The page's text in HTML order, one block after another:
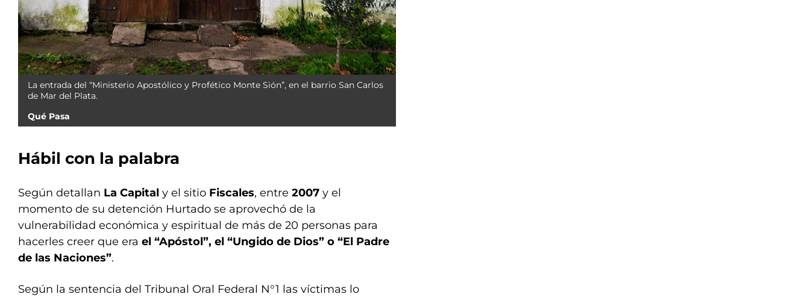
La entrada del “Ministerio Apostólico y Profético Monte Sión”, en el barrio San Carlos
de Mar del Plata.
Qué Pasa
Hábil con la palabra
Según detallan La Capital y el sitio Fiscales, entre 2007 y el
momento de su detención Hurtado se aprovechó de la
vulnerabilidad económica y espiritual de más de 20 personas para
hacerles creer que era el “Apóstol”, el “Ungido de Dios” o “El Padre
de las Naciones”.
Según la sentencia del Tribunal Oral Federal N°1 las víctimas lo